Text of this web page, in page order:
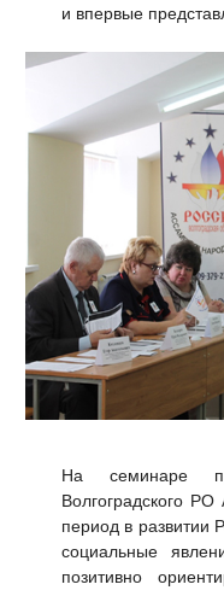
и впервые
На семинаре
Волгоградского
период в развитии
социальные
позитивно